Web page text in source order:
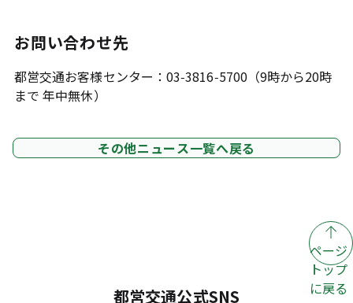
お問い合わせ先
都営交通お客様センター：03-3816-5700（9時から20時
まで 年中無休）
その他ニュース一覧へ戻る
ページ
トップ
に戻る
都営交通公式SNS